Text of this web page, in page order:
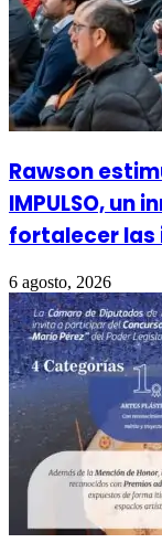
Rawson
IMPULSO, un
fortalecer las
6 agosto, 2026